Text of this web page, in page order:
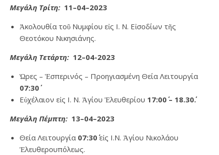
Mεγάλη Τρίτη: 11–04–2023
Ἀκολουθία τοῦ Νυμφίου εἰς Ι. Ν. Εἰσοδίων τῆς
Θεοτόκου Νικησιάνης.
Μεγάλη Τετάρτη: 12–04-2023
Ὡρες – Ἑσπερινός – Προηγιασμένη Θεία Λειτουργία
07:30΄
Εὐχέλαιον εἰς Ι. Ν. Ἁγίου Ἐλευθερίου 17:00΄ – 18.30΄.
Μεγάλη Πέμπτη: 13–04–2023
Θεία Λειτουργία 07:30΄εἰς Ι.Ν. Ἁγίου Νικολάου
Ἐλευθερουπόλεως.